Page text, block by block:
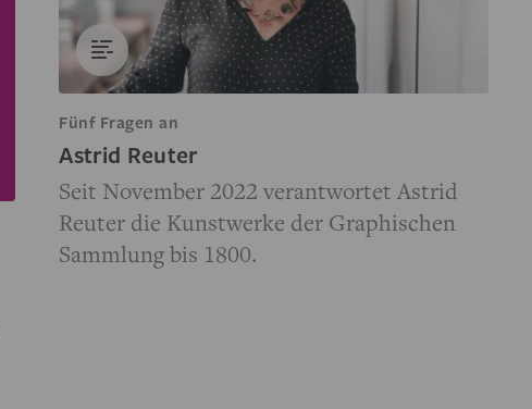
Fünf Fragen an
Astrid Reuter
Seit November 2022 verantwortet Astrid
Reuter die Kunstwerke der Graphischen
Sammlung bis 1800.